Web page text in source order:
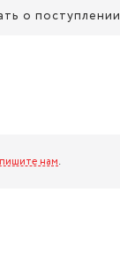
о поступлении
нам.